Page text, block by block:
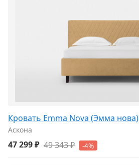
Кровать Emma Nova (Эмма нова)
Аскона
47 299 ₽ 49 343 ₽ -4%